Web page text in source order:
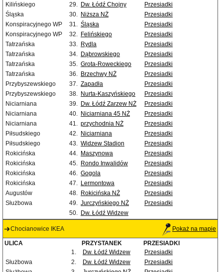
Kilińskiego
29. Dw. Łódź Chojny
Przesiadki
Śląska
30. Niższa NŻ
Przesiadki
Konspiracyjnego WP
31. Śląska
Przesiadki
Konspiracyjnego WP
32. Felińskiego
Przesiadki
Tatrzańska
33. Rydla
Przesiadki
Tatrzańska
34. Dąbrowskiego
Przesiadki
Tatrzańska
35. Grota-Roweckiego
Przesiadki
Tatrzańska
36. Brzechwy NŻ
Przesiadki
Przybyszewskiego
37. Zapadła
Przesiadki
Przybyszewskiego
38. Nurta-Kaszyńskiego
Przesiadki
Niciarniana
39. Dw. Łódź Zarzew NŻ
Przesiadki
Niciarniana
40. Niciarniana 45 NŻ
Przesiadki
Niciarniana
41. przychodnia NŻ
Przesiadki
Piłsudskiego
42. Niciarniana
Przesiadki
Piłsudskiego
43. Widzew Stadion
Przesiadki
Rokicińska
44. Maszynowa
Przesiadki
Rokicińska
45. Rondo Inwalidów
Przesiadki
Rokicińska
46. Gogola
Przesiadki
Rokicińska
47. Lermontowa
Przesiadki
Augustów
48. Rokicińska NŻ
Przesiadki
Służbowa
49. Jurczyńskiego NŻ
Przesiadki
50. Dw. Łódź Widzew
Chocianowice IKEA Pokaż na mapie
ULICA PRZYSTANEK
PRZESIADKI
1.
Dw. Łódź Widzew
Przesiadki
Służbowa
2. Dw. Łódź Widzew
Przesiadki